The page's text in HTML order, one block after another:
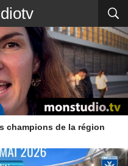
champions de la région